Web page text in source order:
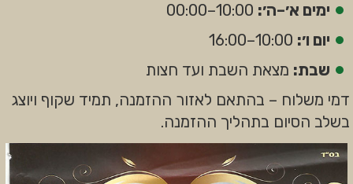
ימים א׳–ה׳:
יום ו׳:
שבת: מצאת השבת ועד חצות
דמי משלוח – בהתאם לאזור ההזמנה, תמיד שקוף ויוצג
בשלב הסיום בתהליך ההזמנה.